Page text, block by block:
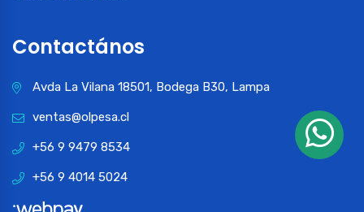
Contactános
Avda La Vilana 18501, Bodega B30, Lampa
ventas@olpesa.cl
+56 9 9479 8534
+56 9 4014 5024